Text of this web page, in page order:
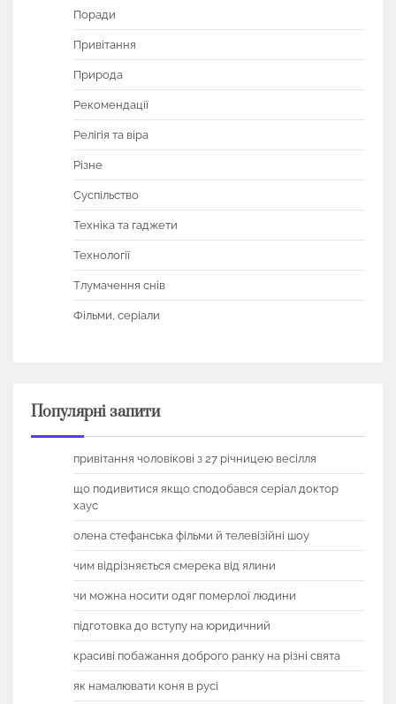
Поради
Привітання
Природа
Рекомендації
Релігія та віра
Різне
Суспільство
Техніка та гаджети
Технології
Тлумачення снів
Фільми, серіали
Популярні запити
привітання чоловікові з 27 річницею весілля
що подивитися якщо сподобався серіал доктор
хаус
олена стефанська фільми й телевізійні шоу
чим відрізняється смерека від ялини
чи можна носити одяг померлої людини
підготовка до вступу на юридичний
красиві побажання доброго ранку на різні свята
як намалювати коня в русі